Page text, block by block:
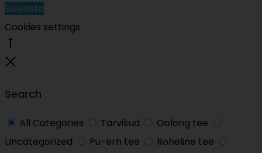
Salvesta
Cookies settings
Search
All Categories Tarvikud
Oolong tee
Uncategorized
Pu-erh tee
Roheline tee